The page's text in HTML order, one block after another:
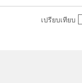
เปรียบเทียบ